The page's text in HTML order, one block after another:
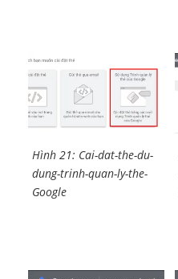
Hình 21: Cai-dat-the-du-
dung-trinh-quan-ly-the-
Google